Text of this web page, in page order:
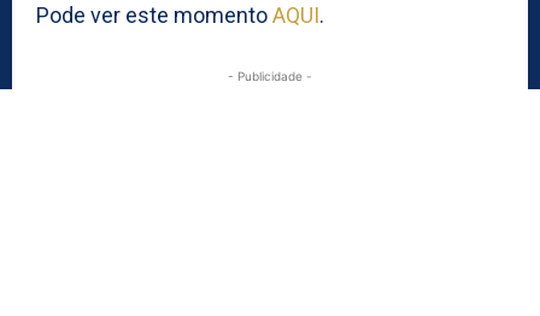
Pode ver este momentoAQUI.
- Publicidade -